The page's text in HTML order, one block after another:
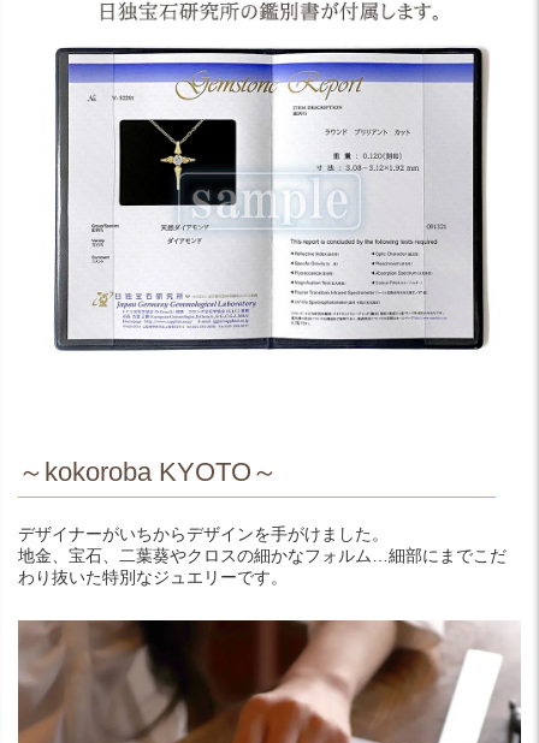
～kokoroba KYOTO～
デザイナーがいちからデザインを手がけました。
地金、宝石、二葉葵やクロスの細かなフォルム…細部にまでこだ
わり抜いた特別なジュエリーです。